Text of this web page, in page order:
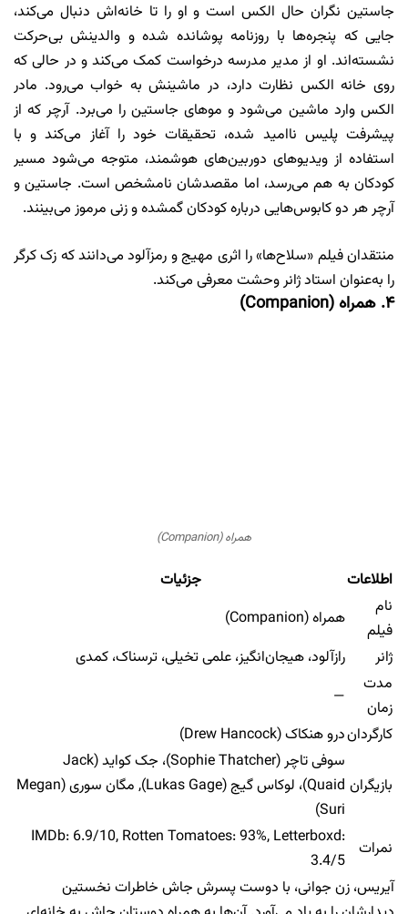
جاستین نگران حال الکس است و او را تا خانه‌اش دنبال می‌کند،
جایی که پنجره‌ها با روزنامه پوشانده شده و والدینش بی‌حرکت
نشسته‌اند. او از مدیر مدرسه درخواست کمک می‌کند و در حالی که
روی خانه الکس نظارت دارد، در ماشینش به خواب می‌رود. مادر
الکس وارد ماشین می‌شود و موهای جاستین را می‌برد. آرچر که از
پیشرفت پلیس ناامید شده، تحقیقات خود را آغاز می‌کند و با
استفاده از ویدیوهای دوربین‌های هوشمند، متوجه می‌شود مسیر
کودکان به هم می‌رسد، اما مقصدشان نا‌مشخص است. جاستین و
آرچر هر دو کابوس‌هایی درباره کودکان گمشده و زنی مرموز می‌بینند.
منتقدان فیلم «سلاح‌ها» را اثری مهیج و رمزآلود می‌دانند که زک کرگر
را به‌عنوان استاد ژانر وحشت معرفی می‌کند.
۴. همراه (Companion)
همراه (Companion)
اطلاعات
جزئیات
نام
فیلم
همراه (Companion)
ژانر
رازآلود، هیجان‌انگیز، علمی تخیلی، ترسناک، کمدی
مدت
زمان
—
کارگرداندرو هنکاک (Drew Hancock)
بازیگران
سوفی تاچر (Sophie Thatcher)، جک کواید (Jack
Quaid)، لوکاس گیج (Lukas Gage), مگان سوری (Megan
Suri)
نمرات
IMDb: 6.9/10, Rotten Tomatoes: 93%, Letterboxd:
3.4/5
آیریس، زن جوانی، با دوست پسرش جاش خاطرات نخستین